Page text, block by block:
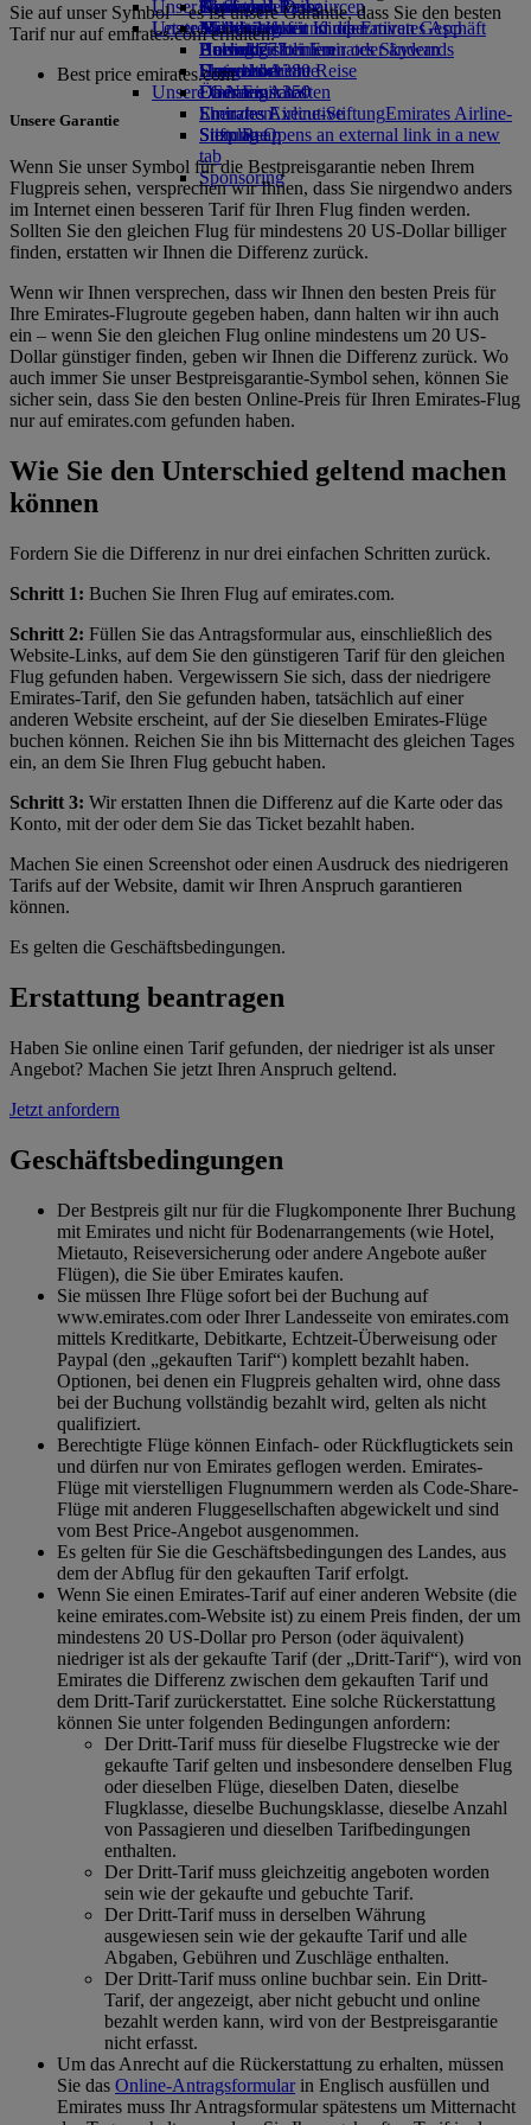
Getränke
Unsere Flotte
Boeing 777
Emirates A380
Emirates A350
Emirates Executive
Sitzpläne
Kinderspielzeug
Aktivitäten für Kinder
Unser Planet
Nachhaltigkeit im operativen Geschäft
Umweltrichtlinien
Umweltberichte
Unsere Gemeinschaften
Emirates Airline-StiftungEmirates Airline-
Stiftung Opens an external link in a new
tab
Sponsoring
Genf nach Dubai
Letzte Reiseziele
Helsinki
Hangzhou
Da Nang
Shenzhen
Siem Reap
Skywards Rail
Meilenrechner
Anmelden bei Emirates Skywards
Skywards+
Anfragen
Tools und Ressourcen
Mobiltelefon und die Emirates App
Buchung stornieren oder ändern
Unterbrochene Reise
Über Emirates
Sie auf unser Symbol – es ist unsere Garantie, dass Sie den besten
Tarif nur auf emirates.com erhalten.
Best price emirates.com
Unsere Garantie
Wenn Sie unser Symbol für die Bestpreisgarantie neben Ihrem
Flugpreis sehen, versprechen wir Ihnen, dass Sie nirgendwo anders
im Internet einen besseren Tarif für Ihren Flug finden werden.
Sollten Sie den gleichen Flug für mindestens 20 US-Dollar billiger
finden, erstatten wir Ihnen die Differenz zurück.
Wenn wir Ihnen versprechen, dass wir Ihnen den besten Preis für
Ihre Emirates-Flugroute gegeben haben, dann halten wir ihn auch
ein – wenn Sie den gleichen Flug online mindestens um 20 US-
Dollar günstiger finden, geben wir Ihnen die Differenz zurück. Wo
auch immer Sie unser Bestpreisgarantie-Symbol sehen, können Sie
sicher sein, dass Sie den besten Online-Preis für Ihren Emirates-Flug
nur auf emirates.com gefunden haben.
Wie Sie den Unterschied geltend machen
können
Fordern Sie die Differenz in nur drei einfachen Schritten zurück.
Schritt 1: Buchen Sie Ihren Flug auf emirates.com.
Schritt 2: Füllen Sie das Antragsformular aus, einschließlich des
Website-Links, auf dem Sie den günstigeren Tarif für den gleichen
Flug gefunden haben. Vergewissern Sie sich, dass der niedrigere
Emirates-Tarif, den Sie gefunden haben, tatsächlich auf einer
anderen Website erscheint, auf der Sie dieselben Emirates-Flüge
buchen können. Reichen Sie ihn bis Mitternacht des gleichen Tages
ein, an dem Sie Ihren Flug gebucht haben.
Schritt 3: Wir erstatten Ihnen die Differenz auf die Karte oder das
Konto, mit der oder dem Sie das Ticket bezahlt haben.
Machen Sie einen Screenshot oder einen Ausdruck des niedrigeren
Tarifs auf der Website, damit wir Ihren Anspruch garantieren
können.
Es gelten die Geschäftsbedingungen.
Erstattung beantragen
Haben Sie online einen Tarif gefunden, der niedriger ist als unser
Angebot? Machen Sie jetzt Ihren Anspruch geltend.
Jetzt anfordern
Geschäftsbedingungen
Der Bestpreis gilt nur für die Flugkomponente Ihrer Buchung
mit Emirates und nicht für Bodenarrangements (wie Hotel,
Mietauto, Reiseversicherung oder andere Angebote außer
Flügen), die Sie über Emirates kaufen.
Sie müssen Ihre Flüge sofort bei der Buchung auf
www.emirates.com oder Ihrer Landesseite von emirates.com
mittels Kreditkarte, Debitkarte, Echtzeit-Überweisung oder
Paypal (den „gekauften Tarif“) komplett bezahlt haben.
Optionen, bei denen ein Flugpreis gehalten wird, ohne dass
bei der Buchung vollständig bezahlt wird, gelten als nicht
qualifiziert.
Berechtigte Flüge können Einfach- oder Rückflugtickets sein
und dürfen nur von Emirates geflogen werden. Emirates-
Flüge mit vierstelligen Flugnummern werden als Code-Share-
Flüge mit anderen Fluggesellschaften abgewickelt und sind
vom Best Price-Angebot ausgenommen.
Es gelten für Sie die Geschäftsbedingungen des Landes, aus
dem der Abflug für den gekauften Tarif erfolgt.
Wenn Sie einen Emirates-Tarif auf einer anderen Website (die
keine emirates.com-Website ist) zu einem Preis finden, der um
mindestens 20 US-Dollar pro Person (oder äquivalent)
niedriger ist als der gekaufte Tarif (der „Dritt-Tarif“), wird von
Emirates die Differenz zwischen dem gekauften Tarif und
dem Dritt-Tarif zurückerstattet. Eine solche Rückerstattung
können Sie unter folgenden Bedingungen anfordern:
Der Dritt-Tarif muss für dieselbe Flugstrecke wie der
gekaufte Tarif gelten und insbesondere denselben Flug
oder dieselben Flüge, dieselben Daten, dieselbe
Flugklasse, dieselbe Buchungsklasse, dieselbe Anzahl
von Passagieren und dieselben Tarifbedingungen
enthalten.
Der Dritt-Tarif muss gleichzeitig angeboten worden
sein wie der gekaufte und gebuchte Tarif.
Der Dritt-Tarif muss in derselben Währung
ausgewiesen sein wie der gekaufte Tarif und alle
Abgaben, Gebühren und Zuschläge enthalten.
Der Dritt-Tarif muss online buchbar sein. Ein Dritt-
Tarif, der angezeigt, aber nicht gebucht und online
bezahlt werden kann, wird von der Bestpreisgarantie
nicht erfasst.
Um das Anrecht auf die Rückerstattung zu erhalten, müssen
Sie das Online-Antragsformularin Englisch ausfüllen und
Emirates muss Ihr Antragsformular spätestens um Mitternacht